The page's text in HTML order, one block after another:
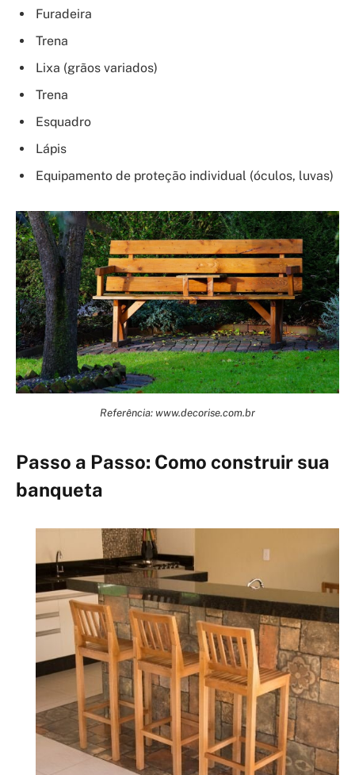
Furadeira
Trena
Lixa (grãos variados)
Trena
Esquadro
Lápis
Equipamento de proteção individual (óculos, luvas)
Referência: www.decorise.com.br
Passo a Passo: Como construir sua
banqueta